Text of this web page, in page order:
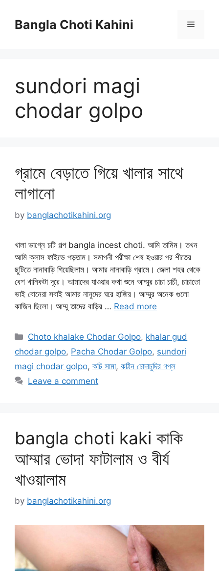
contentBangla Choti Kahini Menu
sundori magi
chodar golpo
গ্রামে বেড়াতে গিয়ে খালার সাথে
লাগানো
by banglachotikahini.org
খালা ভাগ্নে চটি গল্প bangla incest choti. আমি তামিম। তখন
আমি ক্লাস ফাইভে পড়তাম। সমাপনী পরীক্ষা শেষ হওয়ার পর শীতের
ছুটিতে নানাবাড়ি গিয়েছিলাম। আমার নানাবাড়ি গ্রামে। জেলা শহর থেকে
বেশ খানিকটা দূরে। আমাদের যাওয়ার কথা শুনে আম্মুর চাচা চাচী, চাচাতো
ভাই বোনেরা সবাই আমার নানুদের ঘরে হাজির। আম্মুর অনেক গুলো
কাজিন ছিলো। আম্মু তাদের বাড়ির … Read more
Categories
Choto khalake Chodar Golpo, khalar gud
chodar golpo, Pacha Chodar Golpo, sundori
magi chodar golpo, কচি সামা, কঠিন চোদাচুদির গপ্ল
Leave a comment
bangla choti kaki কাকি
আম্মার ভোদা ফাটালাম ও বীর্য
খাওয়ালাম
by banglachotikahini.org